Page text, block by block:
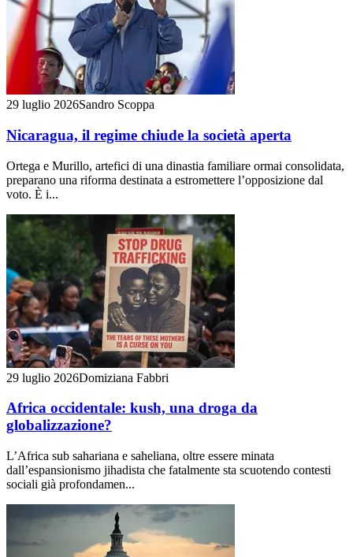
29 luglio 2026Sandro Scoppa
Nicaragua, il regime chiude la società aperta
Ortega e Murillo, artefici di una dinastia familiare ormai consolidata,
preparano una riforma destinata a estromettere l’opposizione dal
voto. È i...
29 luglio 2026Domiziana Fabbri
Africa occidentale: kush, una droga da
globalizzazione?
L’Africa sub sahariana e saheliana, oltre essere minata
dall’espansionismo jihadista che fatalmente sta scuotendo contesti
sociali già profondamen...